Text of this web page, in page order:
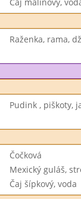
Raženka, rama,
Pudink , piškoty,
Čočková
Mexický guláš,
Čaj šípkový, voda